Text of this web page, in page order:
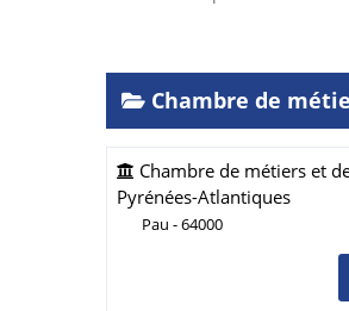
Chambre de
Chambre de métiers et
Pyrénées-Atlantiques
Pau - 64000